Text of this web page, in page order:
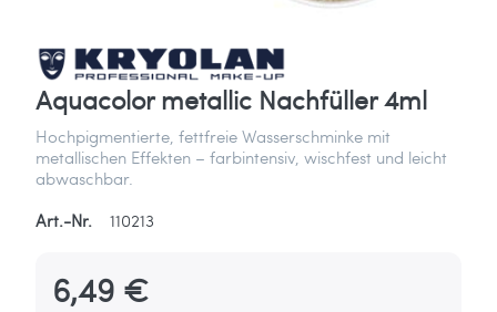
Aquacolor metallic Nachfüller 4ml
Hochpigmentierte, fettfreie Wasserschminke mit
metallischen Effekten – farbintensiv, wischfest und leicht
abwaschbar.
Art.-Nr.
110213
6,49 €